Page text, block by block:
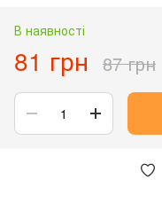
В наявності
81 грн 87 грн